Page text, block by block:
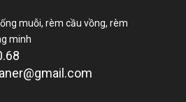
muỗi, rèm cầu vồng, rèm
minh